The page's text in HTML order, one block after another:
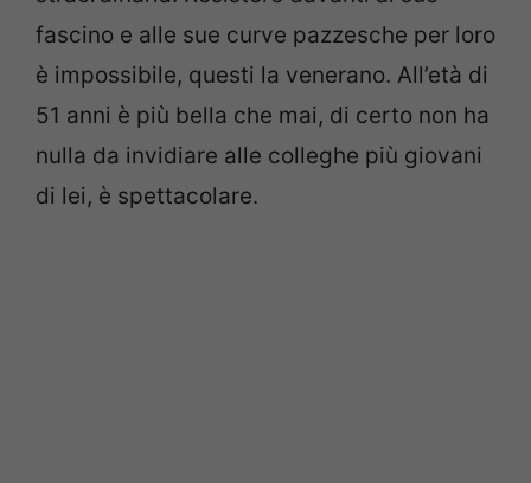
fascino e alle sue curve pazzesche per loro
è impossibile, questi la venerano. All’età di
51 anni è più bella che mai, di certo non ha
nulla da invidiare alle colleghe più giovani
di lei, è spettacolare.